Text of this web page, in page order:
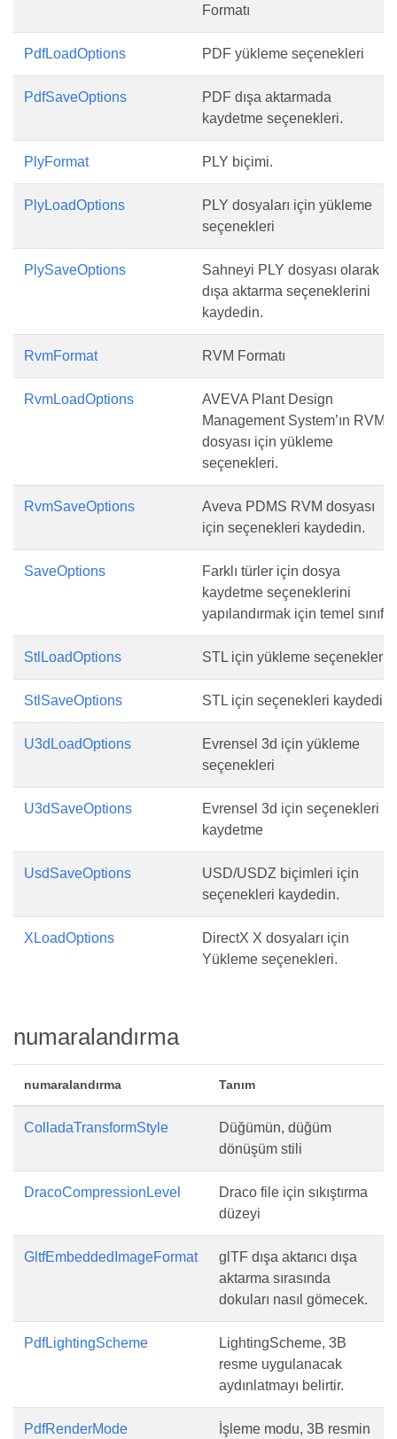
Formatı
PdfLoadOptions PDF yükleme seçenekleri
PdfSaveOptions
PDF dışa aktarmada
kaydetme seçenekleri.
PlyFormat PLY biçimi.
PlyLoadOptions
PLY dosyaları için yükleme
seçenekleri
PlySaveOptions
Sahneyi PLY dosyası olarak
dışa aktarma seçeneklerini
kaydedin.
RvmFormat RVM Formatı
RvmLoadOptions
AVEVA Plant Design
Management System’ın RVM
dosyası için yükleme
seçenekleri.
RvmSaveOptions
Aveva PDMS RVM dosyası
için seçenekleri kaydedin.
SaveOptions
Farklı türler için dosya
kaydetme seçeneklerini
yapılandırmak için temel sınıf
StlLoadOptions STL için yükleme seçenekleri
StlSaveOptions STL için seçenekleri kaydedin
U3dLoadOptions
Evrensel 3d için yükleme
seçenekleri
U3dSaveOptions
Evrensel 3d için seçenekleri
kaydetme
UsdSaveOptions
USD/USDZ biçimleri için
seçenekleri kaydedin.
XLoadOptions
DirectX X dosyaları için
Yükleme seçenekleri.
numaralandırma
numaralandırma Tanım
ColladaTransformStyle
Düğümün, düğüm
dönüşüm stili
DracoCompressionLevel
Draco file için sıkıştırma
düzeyi
GltfEmbeddedImageFormat
glTF dışa aktarıcı dışa
aktarma sırasında
dokuları nasıl gömecek.
PdfLightingScheme
LightingScheme, 3B
resme uygulanacak
aydınlatmayı belirtir.
PdfRenderMode
İşleme modu, 3B resmin